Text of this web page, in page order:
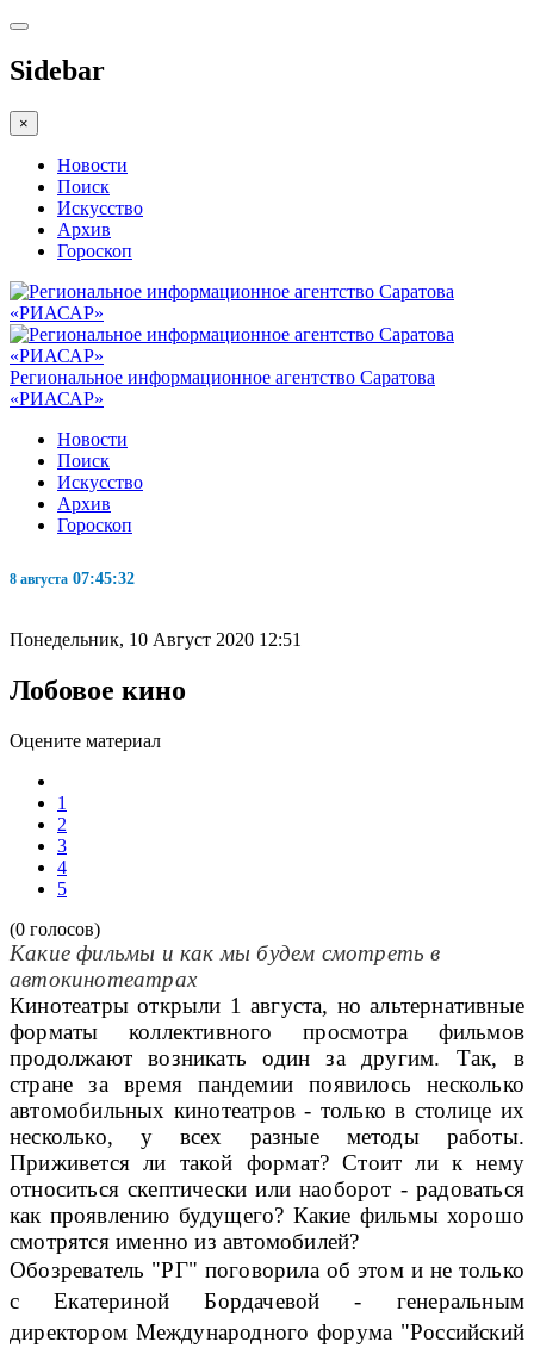
Sidebar
×
Новости
Поиск
Искусство
Архив
Гороскоп
Региональное информационное агентство Саратова
«РИАСАР»
Новости
Поиск
Искусство
Архив
Гороскоп
8 августа 07:45:32
Понедельник, 10 Август 2020 12:51
Лобовое кино
Оцените материал
1
2
3
4
5
(0 голосов)
Какие фильмы и как мы будем смотреть в
автокинотеатрах
Кинотеатры открыли 1 августа, но альтернативные
форматы коллективного просмотра фильмов
продолжают возникать один за другим. Так, в
стране за время пандемии появилось несколько
автомобильных кинотеатров - только в столице их
несколько, у всех разные методы работы.
Приживется ли такой формат? Стоит ли к нему
относиться скептически или наоборот - радоваться
как проявлению будущего? Какие фильмы хорошо
смотрятся именно из автомобилей?
Обозреватель "РГ" поговорила об этом и не только
с Екатериной Бордачевой - генеральным
директором Международного форума "Российский